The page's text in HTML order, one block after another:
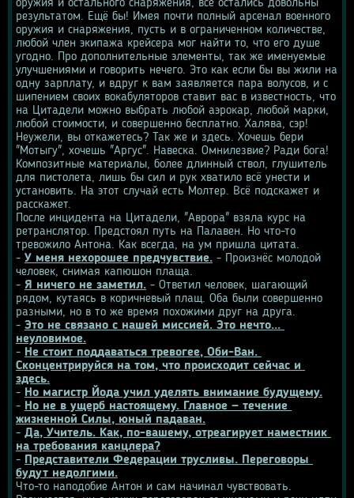
оружия и остального снаряжения, все остались довольны
результатом. Ещё бы! Имея почти полный арсенал военного
оружия и снаряжения, пусть и в ограниченном количестве,
любой член экипажа крейсера мог найти то, что его душе
угодно. Про дополнительные элементы, так же именуемые
улучшениями и говорить нечего. Это как если бы вы жили на
одну зарплату, и вдруг к вам заявляется пара волусов, и с
шипением своих вокабуляторов ставит вас в известность, что
на Цитадели можно выбрать любой аэрокар, любой марки,
любой стоимости, и совершенно бесплатно. Халява, сэр!
Неужели, вы откажетесь? Так же и здесь. Хочешь бери
"Мотыгу", хочешь "Аргус". Навеска. Омнилезвие? Ради бога!
Композитные материалы, более длинный ствол, глушитель
для пистолета, лишь бы сил и рук хватило всё унести и
установить. На этот случай есть Молтер. Всё подскажет и
расскажет.
После инцидента на Цитадели, "Аврора" взяла курс на
ретранслятор. Предстоял путь на Палавен. Но что-то
тревожило Антона. Как всегда, на ум пришла цитата.
- У меня нехорошее предчувствие. - Произнёс молодой
человек, снимая капюшон плаща.
- Я ничего не заметил. - Ответил человек, шагающий
рядом, кутаясь в коричневый плащ. Оба были совершенно
разными, но в то же время похожими друг на друга.
- Это не связано с нашей миссией. Это нечто...
неуловимое.
- Не стоит поддаваться тревогее, Оби-Ван.
Сконцентрируйся на том, что происходит сейчас и
здесь.
- Но магистр Йода учил уделять внимание будущему.
- Но не в ущерб настоящему. Главное — течение
жизненной Силы, юный падаван.
- Да, Учитель. Как, по-вашему, отреагирует наместник
на требования канцлера?
- Представители Федерации трусливы. Переговоры
будут недолгими.
Что-то наподобие Антон и сам начинал чувствовать.